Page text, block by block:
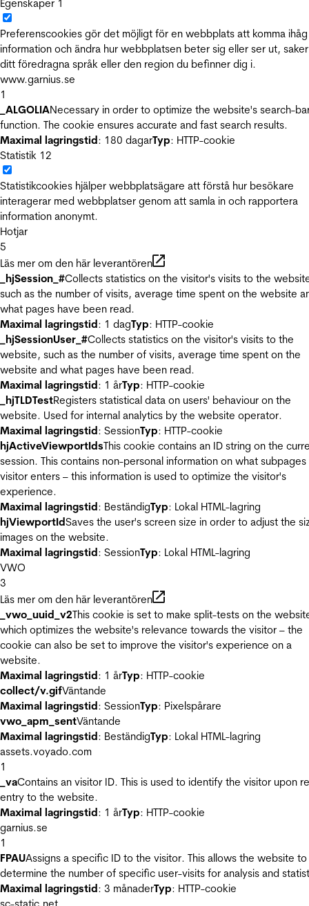
Egenskaper 1
Preferenscookies gör det möjligt för en webbplats att komma ihåg
information och ändra hur webbplatsen beter sig eller ser ut,
ditt föredragna språk eller den region du befinner dig i.
www.garnius.se
1
_ALGOLIANecessary in order to optimize the website's search-
function. The cookie ensures accurate and fast search results.
Maximal lagringstid: 180 dagarTyp: HTTP-cookie
Statistik 12
Statistikcookies hjälper webbplatsägare att förstå hur besökare
interagerar med webbplatser genom att samla in och rapportera
information anonymt.
Hotjar
5
Läs mer om den här leverantören
_hjSession_#Collects statistics on the visitor's visits to the
such as the number of visits, average time spent on the website
what pages have been read.
Maximal lagringstid: 1 dagTyp: HTTP-cookie
_hjSessionUser_#Collects statistics on the visitor's visits to the
website, such as the number of visits, average time spent on the
website and what pages have been read.
Maximal lagringstid: 1 årTyp: HTTP-cookie
_hjTLDTestRegisters statistical data on users' behaviour on the
website. Used for internal analytics by the website operator.
Maximal lagringstid: SessionTyp: HTTP-cookie
hjActiveViewportIdsThis cookie contains an ID string on the
session. This contains non-personal information on what
visitor enters – this information is used to optimize the visitor's
experience.
Maximal lagringstid: BeständigTyp: Lokal HTML-lagring
hjViewportIdSaves the user's screen size in order to adjust the
images on the website.
Maximal lagringstid: SessionTyp: Lokal HTML-lagring
VWO
3
Läs mer om den här leverantören
_vwo_uuid_v2This cookie is set to make split-tests on the
which optimizes the website's relevance towards the visitor – the
cookie can also be set to improve the visitor's experience on a
website.
Maximal lagringstid: 1 årTyp: HTTP-cookie
collect/v.gifVäntande
Maximal lagringstid: SessionTyp: Pixelspårare
vwo_apm_sentVäntande
Maximal lagringstid: BeständigTyp: Lokal HTML-lagring
assets.voyado.com
1
_vaContains an visitor ID. This is used to identify the visitor upon
entry to the website.
Maximal lagringstid: 1 årTyp: HTTP-cookie
garnius.se
1
FPAUAssigns a specific ID to the visitor. This allows the website to
determine the number of specific user-visits for analysis and
Maximal lagringstid: 3 månaderTyp: HTTP-cookie